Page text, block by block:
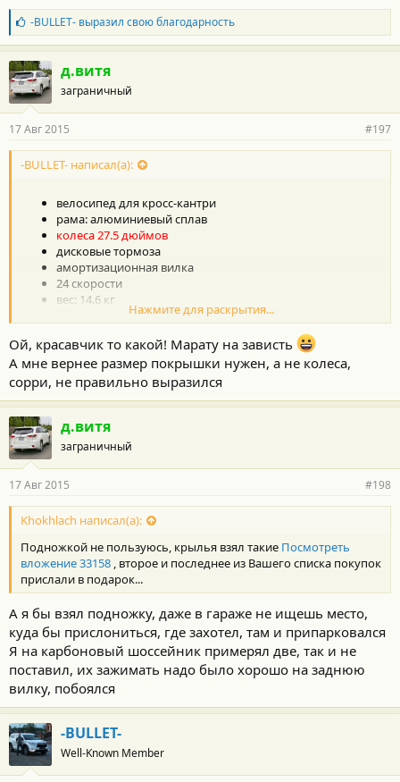
Хочу спросить у продвинутых велосепедистов подножка
думаю стоит поставить чтоб в дождь на задницу не летела
водичка, не то что б я боялся намокнуть но думаю будет
дискомфортно ехать с мокрой Ж
Какие крылья лучше преобрести?
Б
л
а
г
о
д
а
н
о
с
-BULLET-выразил свою благодарность
д.витя
заграничный
17 Авг 2015 #197
-BULLET- написал(а):
велосипед для кросс-кантри
рама: алюминиевый сплав
колеса 27.5 дюймов
дисковые тормоза
амортизационная вилка
24 скорости
вес: 14.6 кг
Нажмите для раскрытия...
Ой, красавчик то какой! Марату на зависть
A мне вернее размер покрышки нужен, а не колеса,
сорри, не правильно выразился
д.витя
заграничный
17 Авг 2015 #198
Khokhlach написал(а):
Подножкой не пользуюсь, крылья взял такие Посмотреть
вложение 33158 , второе и последнее из Вашего списка покупок
прислали в подарок...
А я бы взял подножку, даже в гараже не ищешь место,
куда бы прислониться, где захотел, там и припарковался
Я на карбоновый шоссейник примерял две, так и не
поставил, их зажимать надо было хорошо на заднюю
вилку, побоялся
-BULLET-
Well-Known Member